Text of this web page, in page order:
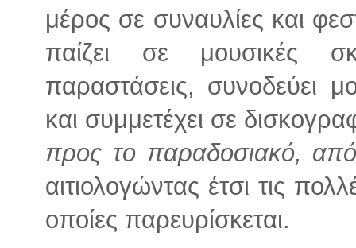
μέρος σε συναυλίες και
παίζει σε μουσικές
παραστάσεις, συνοδεύει
και συμμετέχει σε
προς το παραδοσιακό,
αιτιολογώντας έτσι τις
οποίες παρευρίσκεται.